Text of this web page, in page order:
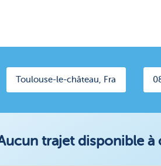
trajet disponible à